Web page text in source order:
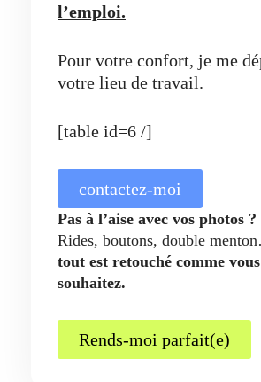
l’emploi.
Pour votre confort, je me
votre lieu de travail.
[table id=6 /]
contactez-moi
Pas à l’aise avec vos photos ?
Rides, boutons, double
tout est retouché comme
souhaitez.
Rends-moi parfait(e)